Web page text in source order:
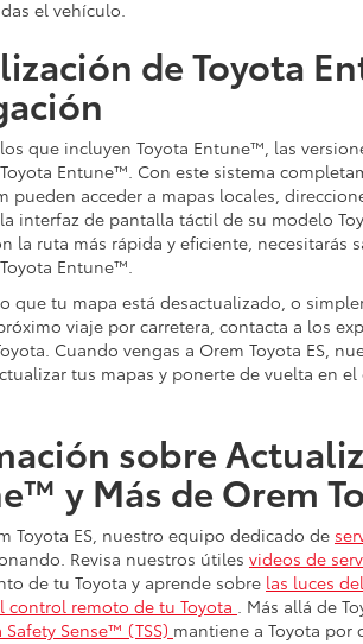
el vehículo.
de Toyota
que incluyen Toyota Entune™, las
Entune™. Con este sistema
pueden acceder a mapas locales,
interfaz de pantalla táctil de su modelo
la ruta más rápida y eficiente, necesitarás
Entune™.
que tu mapa está desactualizado, o
viaje por carretera, contacta a los
Cuando vengas a Orem Toyota ES,
tus mapas y ponerte de vuelta en
sobre
y Más de Orem
Toyota ES, nuestro equipo dedicado de
Revisa nuestros útiles videos de
de tu Toyota y aprende sobre las luces
control remoto de tu Toyota . Más allá de
Safety Sense™ (TSS) mantiene a Toyota por